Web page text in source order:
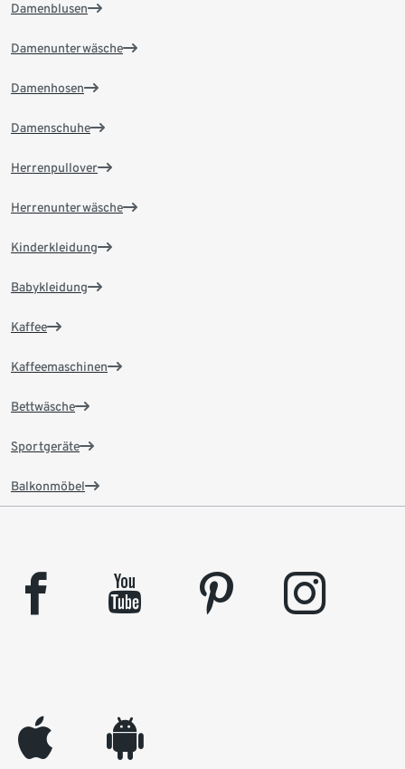
Damenblusen
Damenunterwäsche
Damenhosen
Damenschuhe
Herrenpullover
Herrenunterwäsche
Kinderkleidung
Babykleidung
Kaffee
Kaffeemaschinen
Bettwäsche
Sportgeräte
Balkonmöbel
facebook youtube pinterest instagram
appleinc android